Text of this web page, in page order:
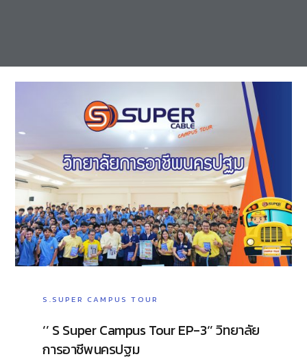
S.SUPER CAMPUS TOUR
‘’ S Super Campus Tour EP-3‘’ วิทยาลัย
การอาชีพนครปฐม